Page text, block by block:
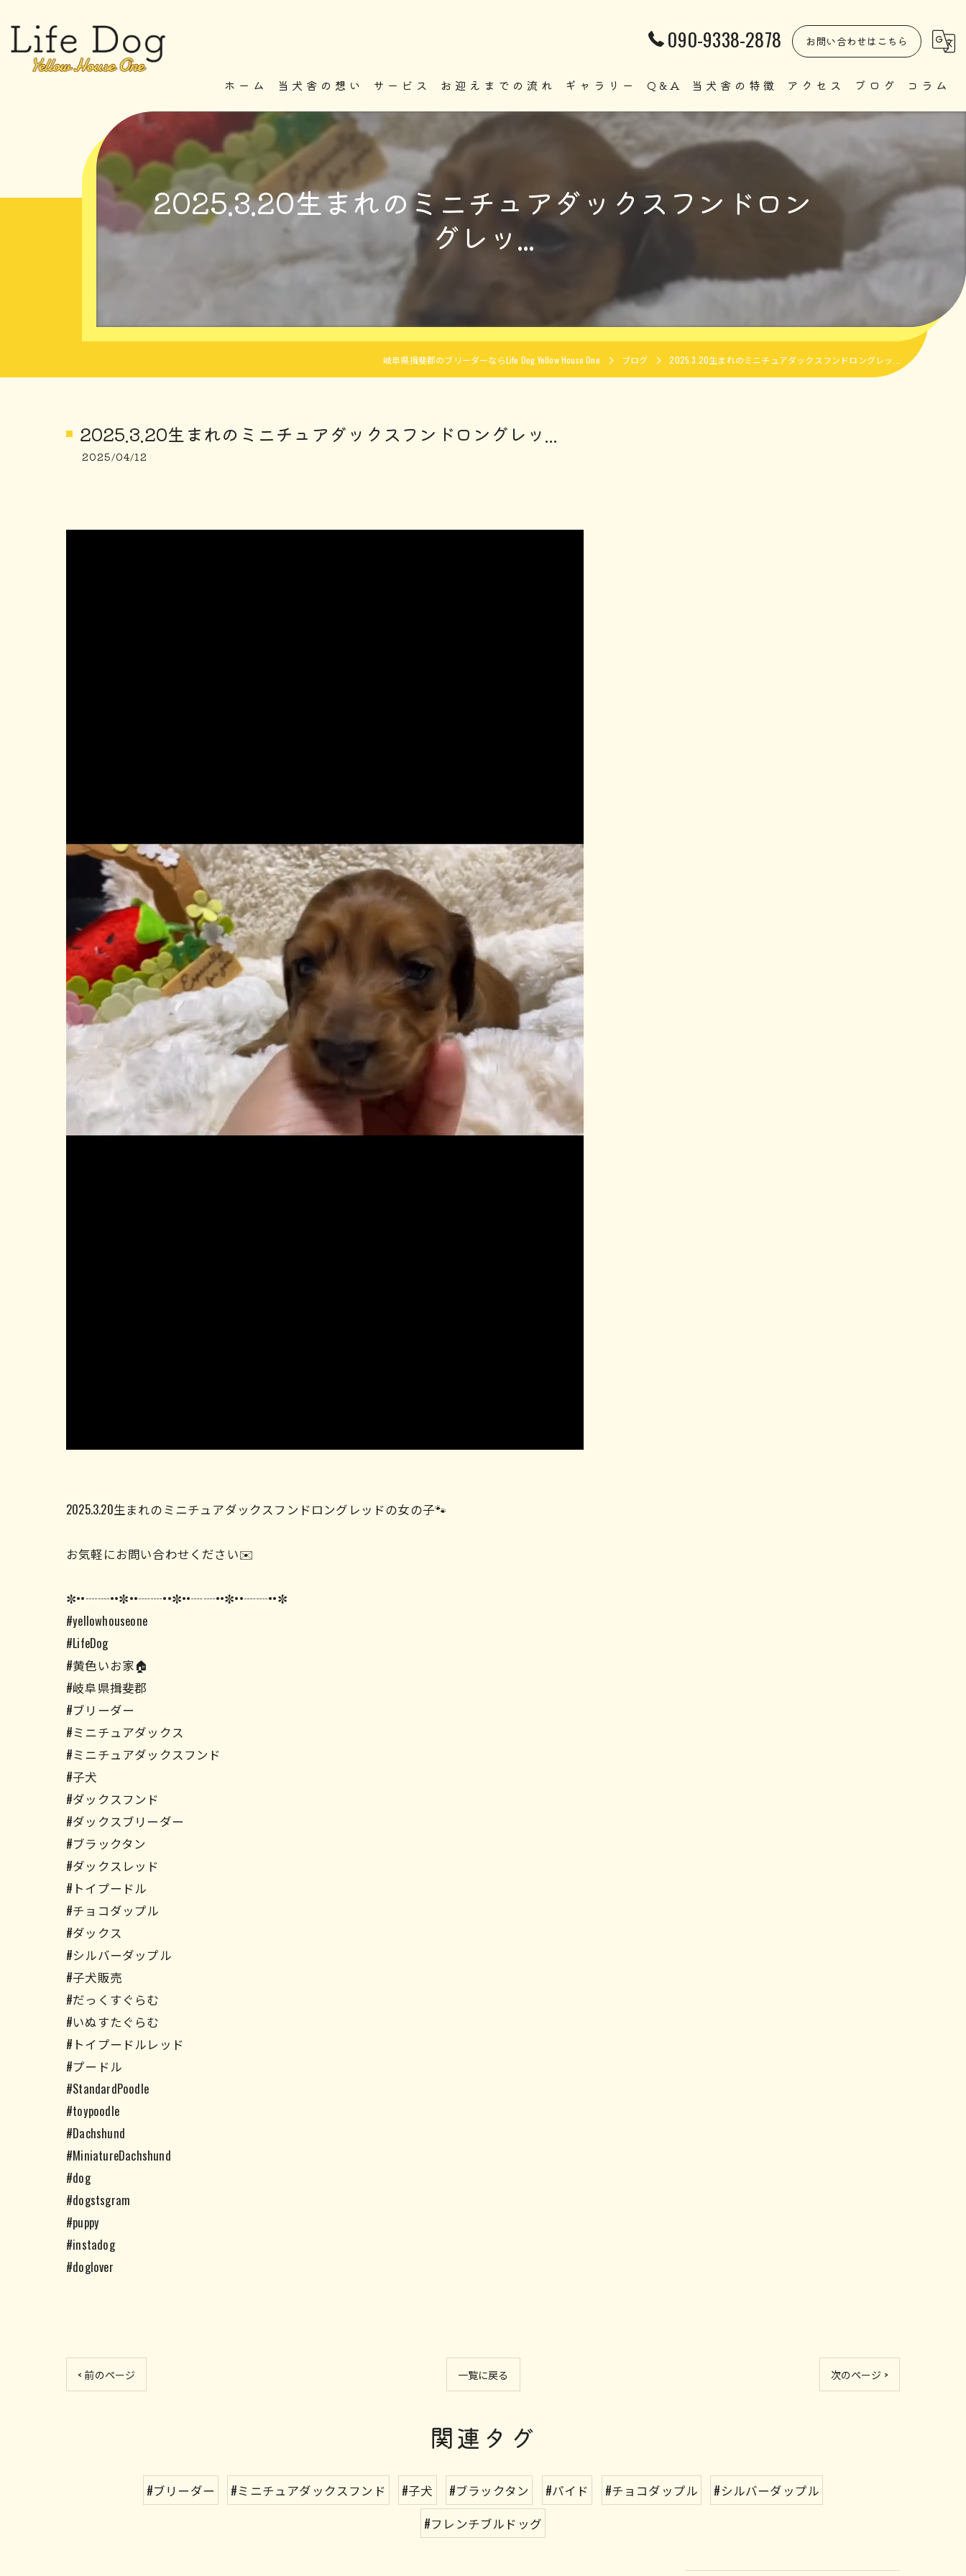
090-9338-2878 お問い合わせはこちら
ホーム 当犬舎の想い サービス お迎えまでの流れ ギャラリー Q&A 当犬舎の特徴
ペット
アクセス ブログ コラム
2025.3.20生まれのミニチュアダックスフンドロン
グレッ...
岐阜県揖斐郡のブリーダーならLife Dog Yellow House One ブログ 2025.3.20生まれのミニチュアダックスフンドロングレッ...
2025.3.20生まれのミニチュアダックスフンドロングレッ...
2025/04/12
2025.3.20生まれのミニチュアダックスフンドロングレッドの女の子🐾
お気軽にお問い合わせください✉️
✼••┈┈••✼••┈┈••✼••┈┈••✼••┈┈••✼
#yellowhouseone
#LifeDog
#黄色いお家🏠
#岐阜県揖斐郡
#ブリーダー
#ミニチュアダックス
#ミニチュアダックスフンド
#子犬
#ダックスフンド
#ダックスブリーダー
#ブラックタン
#ダックスレッド
#トイプードル
#チョコダップル
#ダックス
#シルバーダップル
#子犬販売
#だっくすぐらむ
#いぬすたぐらむ
#トイプードルレッド
#プードル
#StandardPoodle
#toypoodle
#Dachshund
#MiniatureDachshund
#dog
#dogstsgram
#puppy
#instadog
#doglover
< 前のページ 一覧に戻る 次のページ >
関連タグ
#ブリーダー #ミニチュアダックスフンド #子犬 #ブラックタン #パイド #チョコダップル
#シルバーダップル
#フレンチブルドッグ